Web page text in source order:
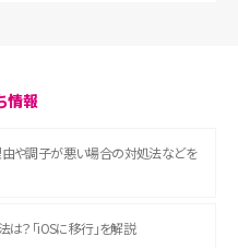
情報
由や調子が悪い場合の対処法などを
？「iOSに移行」を解説